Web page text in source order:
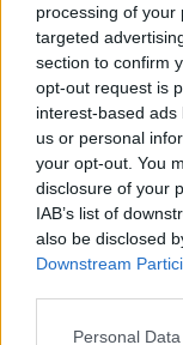
processing of your
targeted
section to confirm
opt-out request is
interest-based
us or personal
your opt-out. You
disclosure of your
IAB’s list of
also be disclosed
Downstream
Please note that
Personal
A
rajzokat,
vence-i
birtokában
Rómába
Matisse a
váltott. Az
apácáktól